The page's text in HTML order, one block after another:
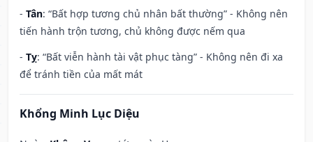
- Tân: “Bất hợp tương chủ nhân bất thường” - Không nên
tiến hành trộn tương, chủ không được nếm qua
- Tỵ: “Bất viễn hành tài vật phục tàng” - Không nên đi xa
để tránh tiền của mất mát
Khổng Minh Lục Diệu